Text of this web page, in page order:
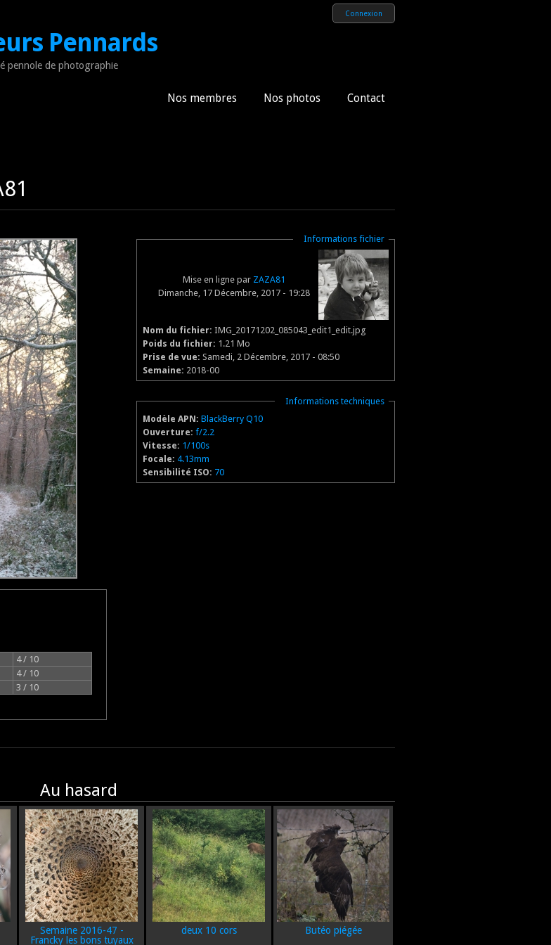
Pennards
pennole de photographie
Connexion
Nos membres Nos photos Contact
4 / 10
4 / 10
3 / 10
Masquer
Informations fichier
Mise en ligne par ZAZA81
Dimanche, 17 Décembre, 2017 - 19:28
Nom du fichier: IMG_20171202_085043_edit1_edit.jpg
Poids du fichier: 1.21 Mo
Prise de vue: Samedi, 2 Décembre, 2017 - 08:50
Semaine: 2018-00
Masquer
Informations techniques
Modèle APN: BlackBerry Q10
Ouverture: f/2.2
Vitesse: 1/100s
Focale: 4.13mm
Sensibilité ISO: 70
Au hasard
Semaine 2016-47 -
Francky les bons tuyaux
deux 10 cors Butéo piégée